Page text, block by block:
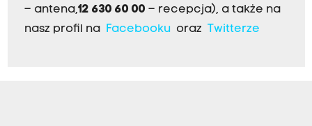
– antena,12 630 60 00 – recepcja), a także na
nasz profil na Facebookuoraz Twitterze